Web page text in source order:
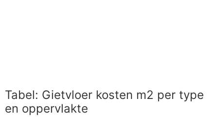
Tabel: Gietvloer kosten m2 per type
en oppervlakte